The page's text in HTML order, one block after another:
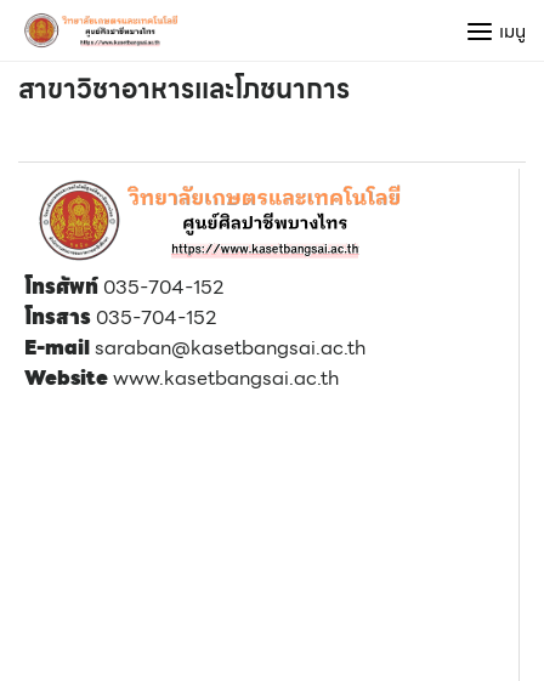
Skip
content
เมนู
สาขาวิชาอาหารและโภชนาการ
โทรศัพท์ 035-704-152
โทรสาร 035-704-152
E-mailsaraban@kasetbangsai.ac.th
Websitewww.kasetbangsai.ac.th